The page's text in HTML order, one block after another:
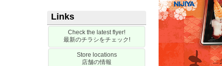
Links
Check the latest flyer!
最新のチラシをチェック !
Store locations
店舗の情報